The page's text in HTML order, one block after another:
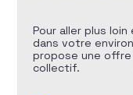
Pour aller plus
dans votre
propose une offre
collectif.